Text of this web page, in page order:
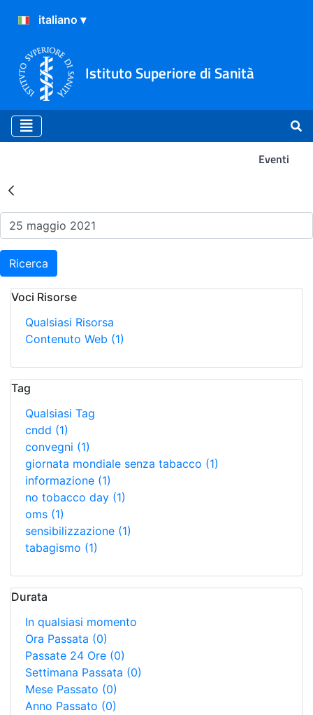
Istituto Superiore di Sanità
Eventi
Risultati della Ricerca -
Ricerca
Voci Risorse
Qualsiasi Risorsa
Contenuto Web (1)
Tag
Qualsiasi Tag
cndd (1)
convegni (1)
giornata mondiale senza tabacco (1)
informazione (1)
no tobacco day (1)
oms (1)
sensibilizzazione (1)
tabagismo (1)
Durata
In qualsiasi momento
Ora Passata (0)
Passate 24 Ore (0)
Settimana Passata (0)
Mese Passato (0)
Anno Passato (0)